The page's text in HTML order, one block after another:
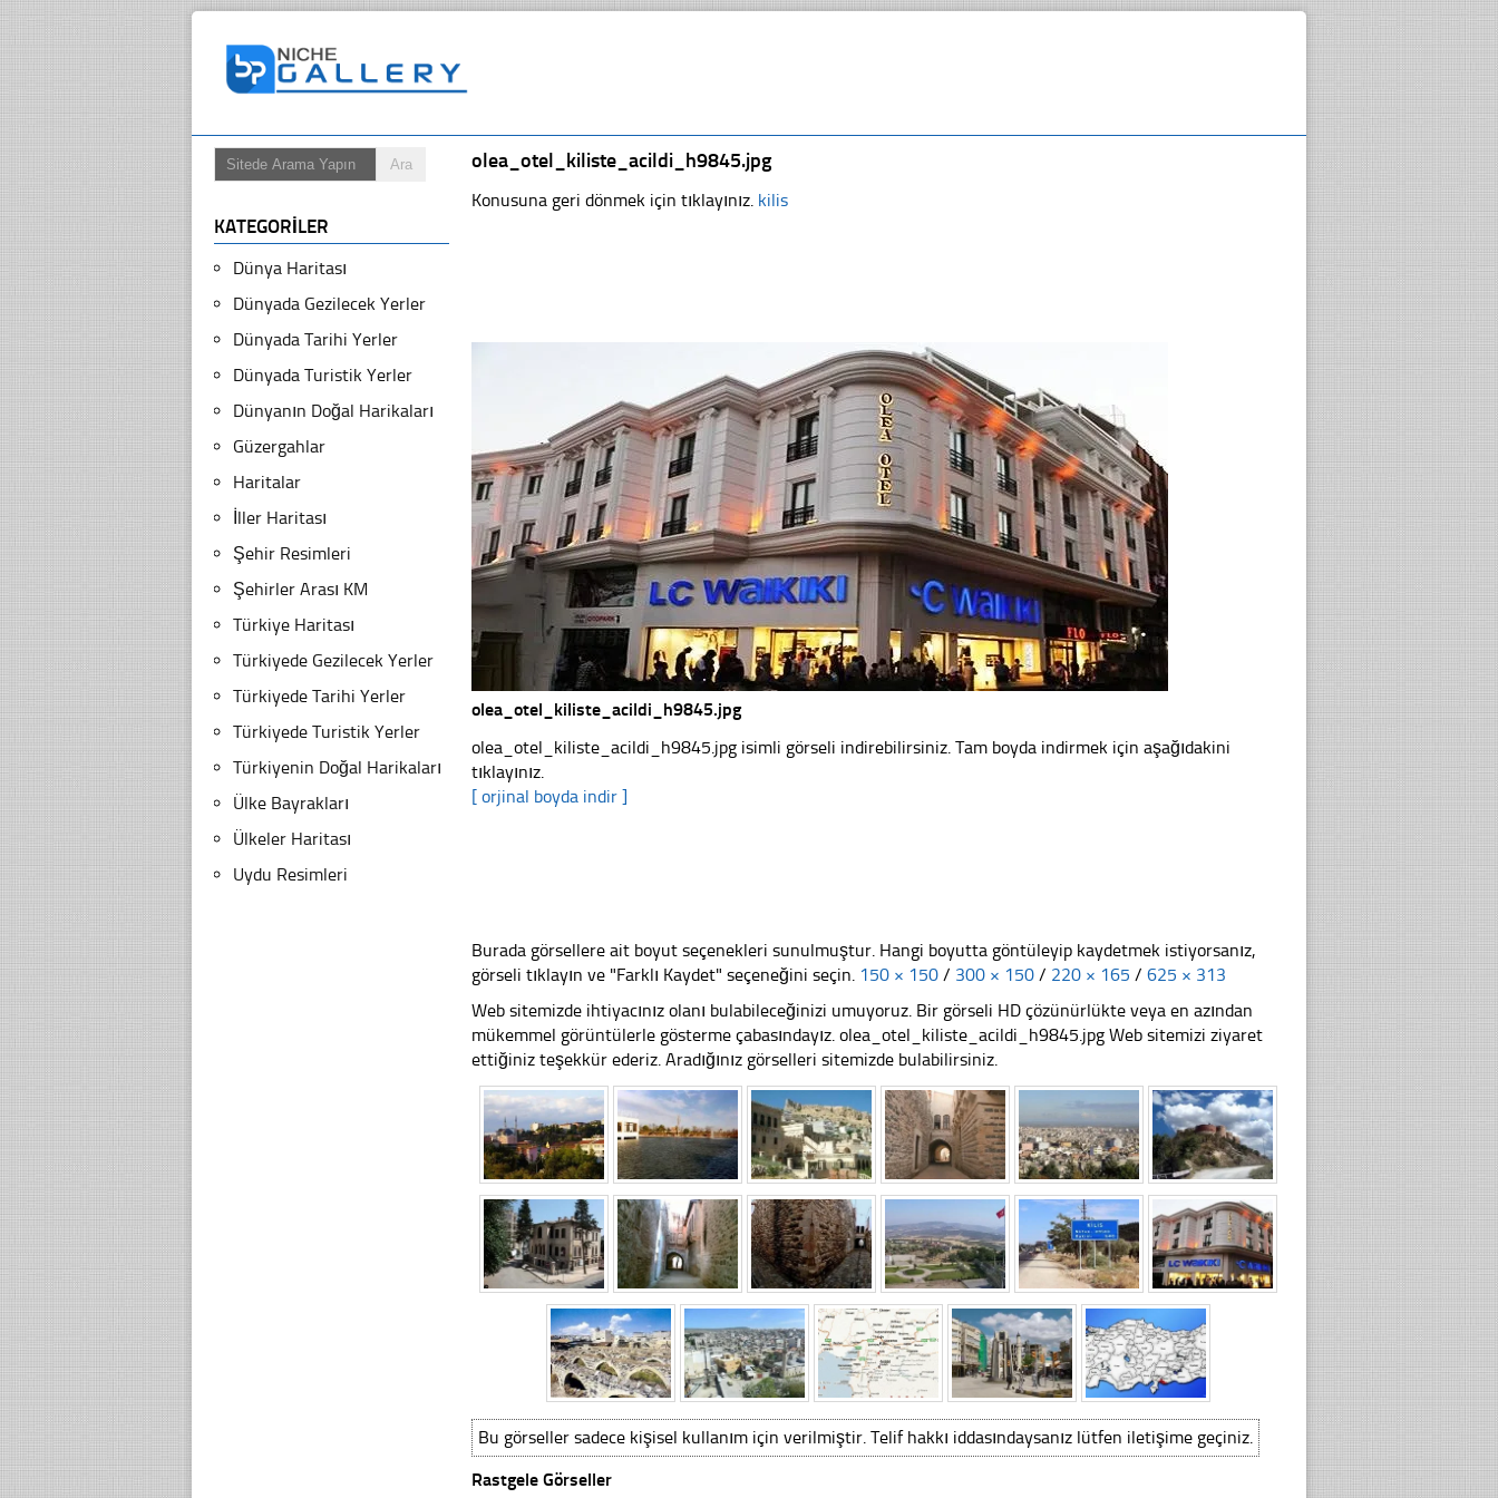
olea_otel_kiliste_acildi_h9845.jpg
Konusuna geri dönmek için tıklayınız. kilis
olea_otel_kiliste_acildi_h9845.jpg
olea_otel_kiliste_acildi_h9845.jpg isimli görseli indirebilirsiniz. Tam boyda indirmek için aşağıdakini
tıklayınız.
[ orjinal boyda indir ]
Burada görsellere ait boyut seçenekleri sunulmuştur. Hangi boyutta göntüleyip kaydetmek istiyorsanız,
görseli tıklayın ve "Farklı Kaydet" seçeneğini seçin. 150 × 150 / 300 × 150 / 220 × 165 / 625 × 313
Web sitemizde ihtiyacınız olanı bulabileceğinizi umuyoruz. Bir görseli HD çözünürlükte veya en azından
mükemmel görüntülerle gösterme çabasındayız. olea_otel_kiliste_acildi_h9845.jpg Web sitemizi ziyaret
ettiğiniz teşekkür ederiz. Aradığınız görselleri sitemizde bulabilirsiniz.
Bu görseller sadece kişisel kullanım için verilmiştir. Telif hakkı iddasındaysanız lütfen iletişime geçiniz.
Rastgele Görseller
KATEGORILER
Dünya Haritası
Dünyada Gezilecek Yerler
Dünyada Tarihi Yerler
Dünyada Turistik Yerler
Dünyanın Doğal Harikaları
Güzergahlar
Haritalar
İller Haritası
Şehir Resimleri
Şehirler Arası KM
Türkiye Haritası
Türkiyede Gezilecek Yerler
Türkiyede Tarihi Yerler
Türkiyede Turistik Yerler
Türkiyenin Doğal Harikaları
Ülke Bayrakları
Ülkeler Haritası
Uydu Resimleri